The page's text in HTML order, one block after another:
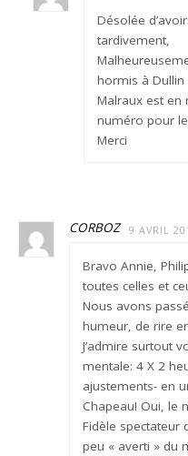
Désolée
tardivement,
hormis à Dullin
Malraux est en
numéro pour
Merci
CORBOZ 9 AVRIL
Bravo Annie,
toutes celles et
Nous avons
humeur, de rire
J’admire surtout
mentale: 4 X 2
ajustements- en
Chapeau! Oui, le
Fidèle spectateur
peu « averti » du